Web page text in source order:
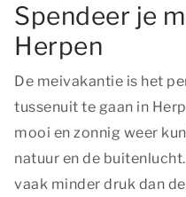
Spendeer je
Herpen
De meivakantie is het
tussenuit te gaan in
mooi en zonnig weer
natuur en de
vaak minder druk dan